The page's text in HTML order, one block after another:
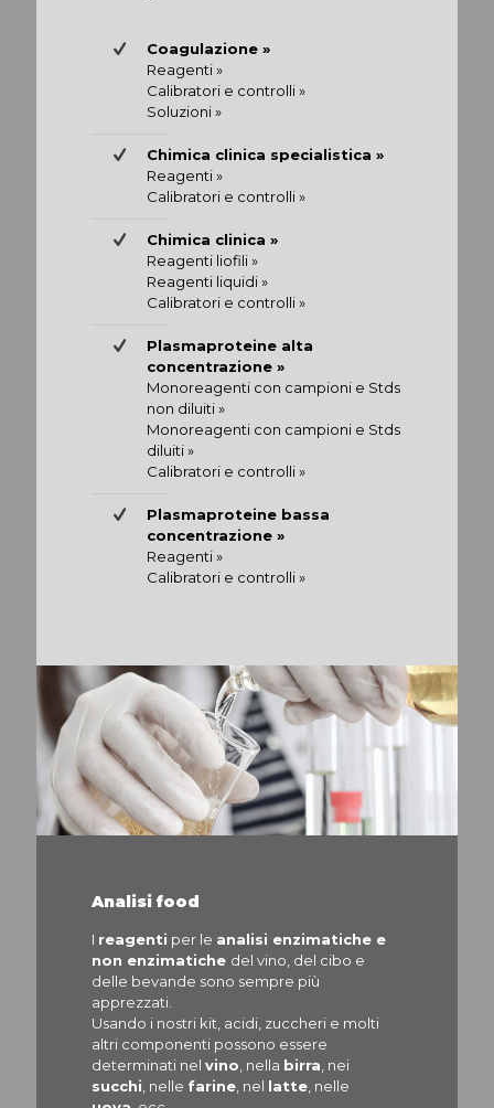
Coagulazione »
Reagenti »
Calibratori e controlli »
Soluzioni »
Chimica clinica specialistica »
Reagenti »
Calibratori e controlli »
Chimica clinica »
Reagenti liofili »
Reagenti liquidi »
Calibratori e controlli »
Plasmaproteine alta
concentrazione »
Monoreagenti con campioni e Stds
non diluiti »
Monoreagenti con campioni e Stds
diluiti »
Calibratori e controlli »
Plasmaproteine bassa
concentrazione »
Reagenti »
Calibratori e controlli »
Analisi food
I reagenti per le analisi enzimatiche e
non enzimatiche del vino, del cibo e
delle bevande sono sempre più
apprezzati.
Usando i nostri kit, acidi, zuccheri e molti
altri componenti possono essere
determinati nel vino , nella birra , nei
succhi , nelle farine , nel latte , nelle